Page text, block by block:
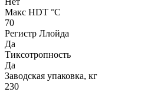
Макс HDT °С
70
Регистр Ллойда
Да
Тиксотропность
Да
Заводская упаковка, кг
230